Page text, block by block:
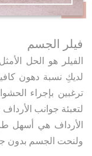
فيلر الجسم
الفيلر هو الحل
لديكِ نسبة دهون
ترغبين بإجراء
لتعبئة جوانب الأرداف
الأرداف هي أسهل
ولنحت الجسم بدون